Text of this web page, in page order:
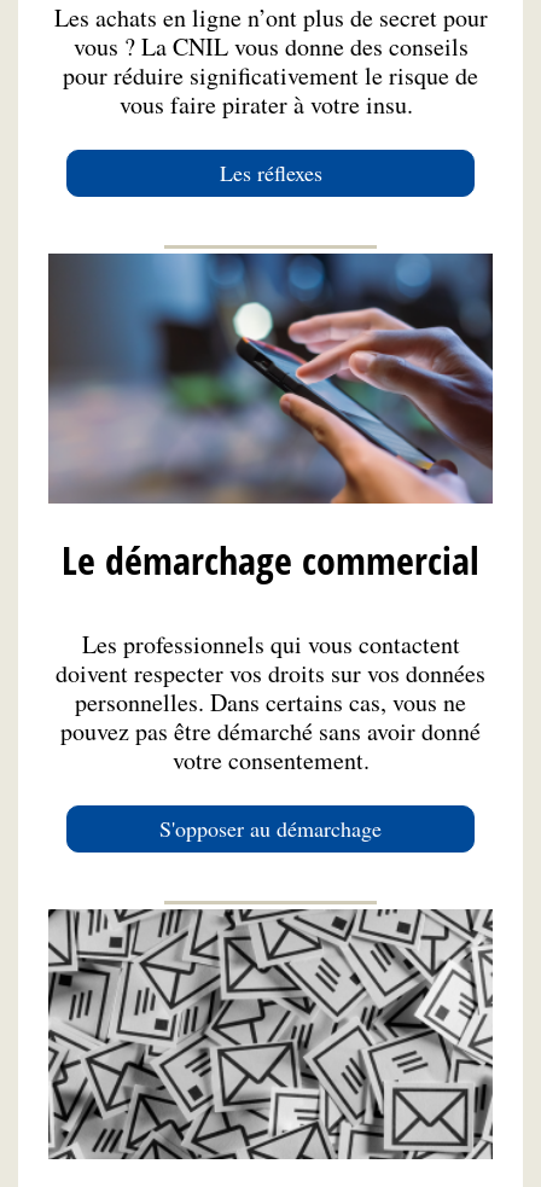
Les achats en ligne n’ont plus de secret pour
vous ? La CNIL vous donne des conseils
pour réduire significativement le risque de
vous faire pirater à votre insu.
Les réflexes
Le démarchage commercial
Les professionnels qui vous contactent
doivent respecter vos droits sur vos données
personnelles. Dans certains cas, vous ne
pouvez pas être démarché sans avoir donné
votre consentement.
S'opposer au démarchage